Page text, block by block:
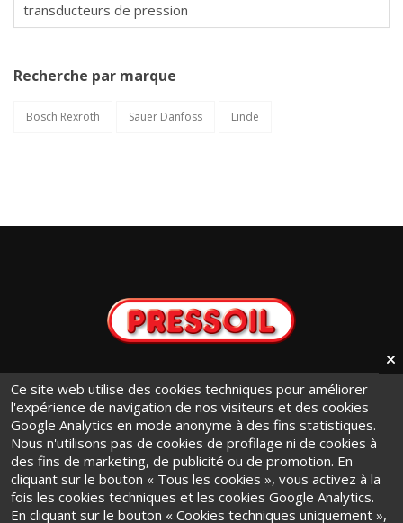
transducteurs de pression
Recherche par marque
Bosch Rexroth Sauer Danfoss Linde
info@pressoil.it
+ 39 011 9441131
Via Cavaglià, 7 - 10020
Cambiano (TO) · Italy
Ce site web utilise des cookies techniques pour améliorer
l'expérience de navigation de nos visiteurs et des cookies
Google Analytics en mode anonyme à des fins statistiques.
Nous n'utilisons pas de cookies de profilage ni de cookies à
des fins de marketing, de publicité ou de promotion. En
cliquant sur le bouton « Tous les cookies », vous activez à la
fois les cookies techniques et les cookies Google Analytics.
En cliquant sur le bouton « Cookies techniques uniquement »,